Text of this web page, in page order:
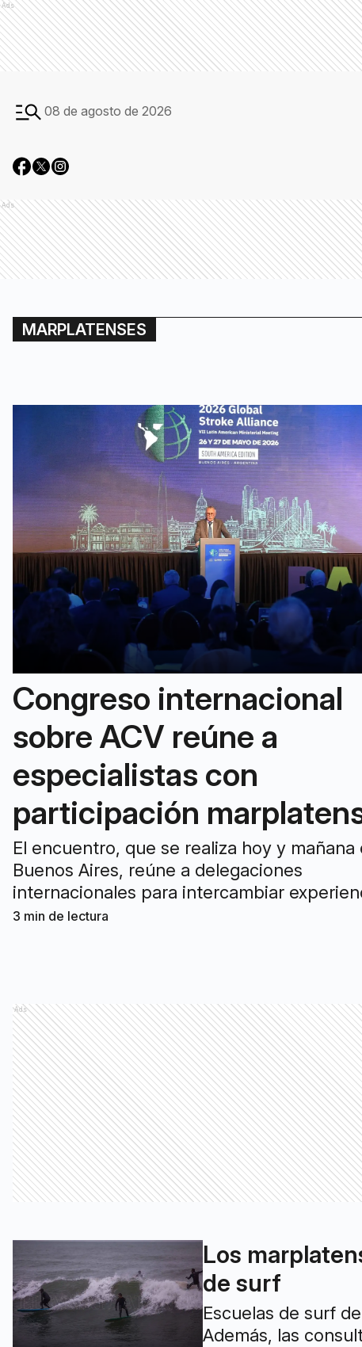
Ads
08 de agosto de 2026
Ads
MARPLATENSES
Congreso internacional
sobre ACV reúne a
especialistas con
participación
El encuentro, que se realiza hoy y mañana
Buenos Aires, reúne a delegaciones
internacionales para intercambiar
fortalecer políticas públicas y mejorar la
3 min de lectura
Ads
Los
de surf
Escuelas de surf
Además, las